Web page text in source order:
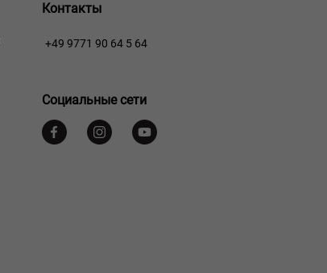
Контакты
+49 9771 90 64 5 64
Социальные сети